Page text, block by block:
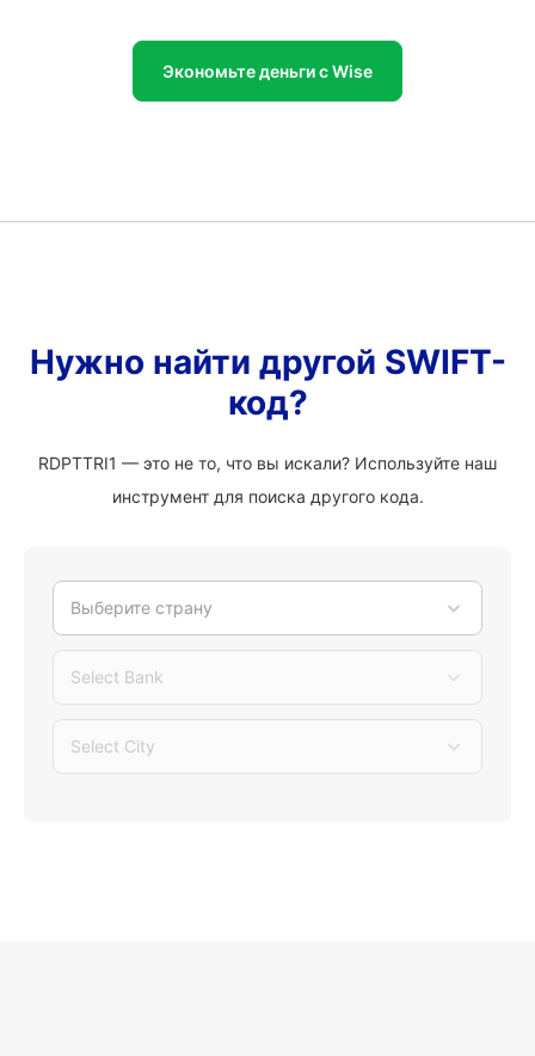
Экономьте деньги с Wise
Нужно найти другой SWIFT-
код?
RDPTTRI1 — это не то, что вы искали? Используйте наш
инструмент для поиска другого кода.
Выберите страну
Select Bank
Select City